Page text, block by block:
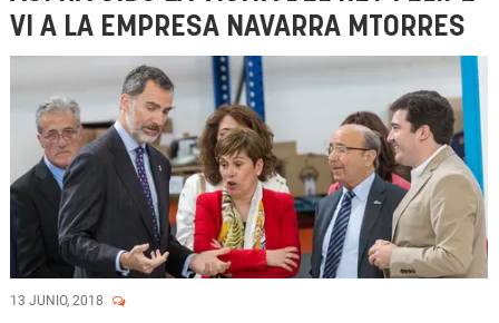
VI A LA EMPRESA NAVARRA MTORRES
13 JUNIO, 2018